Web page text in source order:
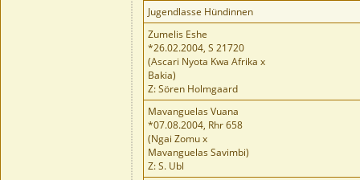
Jugendlasse Hündinnen
Zumelis Eshe
*26.02.2004, S 21720
(Ascari Nyota Kwa Afrika x
Bakia)
Z: Sören Holmgaard
Mavanguelas Vuana
*07.08.2004, Rhr 658
(Ngai Zomu x
Mavanguelas Savimbi)
Z: S. Ubl